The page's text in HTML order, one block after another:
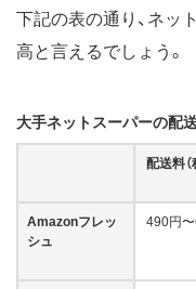
下記の表の通り、ネッ
高と言えるでしょう。
大手ネットスーパーの配
配送料（
Amazonフレッ
シュ
490円